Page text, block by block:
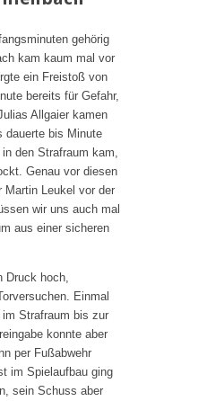
gehörig
kam kaum mal vor
ein Freistoß von
bereits für Gefahr,
Allgaier kamen
dauerte bis Minute
den Strafraum kam,
Genau vor diesen
Martin Leukel vor der
wir uns auch mal
aus einer sicheren
Druck hoch,
Einmal
Strafraum bis zur
konnte aber
per Fußabwehr
im Spielaufbau ging
sein Schuss aber